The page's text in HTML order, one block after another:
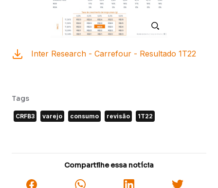
Inter Research - Carrefour - Resultado 1T22
Tags
CRFB3 varejo consumo revisão 1T22
Compartilhe essa notícia